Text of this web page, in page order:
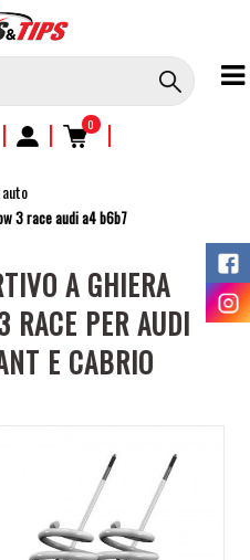
| | 0 |
3 race audi a4 b6b7
A GHIERA
RACE PER AUDI
E CABRIO